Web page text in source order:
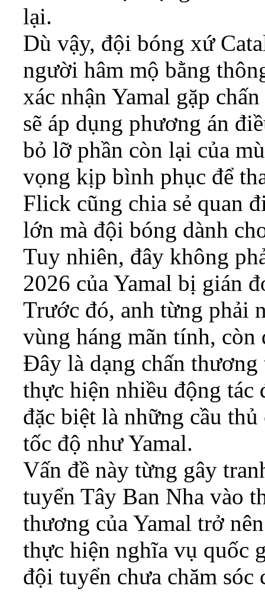
lại.
Dù vậy, đội bóng xứ
người hâm mộ bằng
xác nhận Yamal gặp
sẽ áp dụng phương án
bỏ lỡ phần còn lại của
vọng kịp bình phục để
Flick cũng chia sẻ quan
lớn mà đội bóng dành
Tuy nhiên, đây không
2026 của Yamal bị gián
Trước đó, anh từng phải
vùng háng mãn tính,
Đây là dạng chấn
thực hiện nhiều động
đặc biệt là những cầu
tốc độ như Yamal.
Vấn đề này từng gây
tuyển Tây Ban Nha vào
thương của Yamal trở
thực hiện nghĩa vụ quốc
đội tuyển chưa chăm